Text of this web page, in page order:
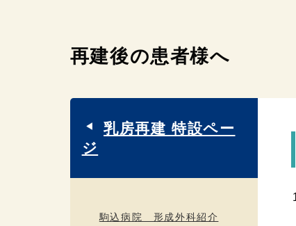
再建後の患者様へ
乳房再建 特設ペー
ジ
駒込病院 形成外科紹介